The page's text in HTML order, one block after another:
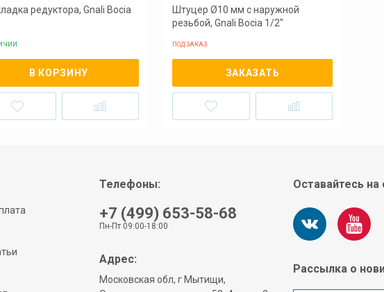
редуктора, Gnali Bocia
В КОРЗИНУ
Штуцер Ø10 мм с наружной
резьбой, Gnali Bocia 1/2″
ПОД ЗАКАЗ
ЗАКАЗАТЬ
Телефоны:
+7 (499) 653-58-68
Пн-Пт 09:00-18:00
Адрес:
Московская обл, г Мытищи,
Оставайтесь на
Рассылка о